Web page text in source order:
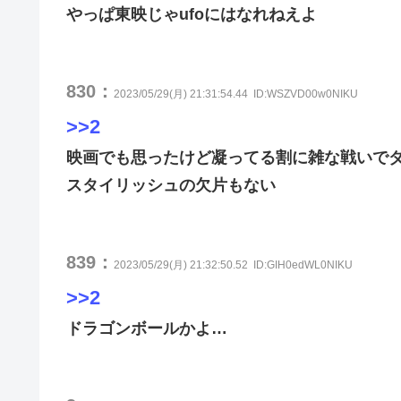
やっぱ東映じゃufoにはなれねえよ
830： 2023/05/29(月) 21:31:54.44 ID:WSZVD00w0NIKU
>>2
映画でも思ったけど凝ってる割に雑な戦いで
スタイリッシュの欠片もない
839： 2023/05/29(月) 21:32:50.52 ID:GIH0edWL0NIKU
>>2
ドラゴンボールかよ…